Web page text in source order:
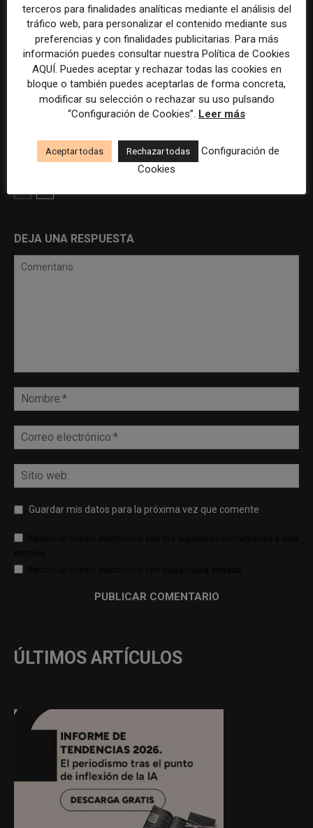
Reflexiones en torno a la industria de
los medios y el periodismo, a propósito
del Congreso Mundial de Medios de
WAN-IFRA
Un estudio de Nielsen concluye que la
mitad de los anunciantes no llega al
umbral necesario de inversión en
medios para lograr el máximo...
DEJA UNA RESPUESTA
Guardar mis datos para la próxima vez que comente
ÚLTIMOS ARTÍCULOS
terceros para finalidades analíticas mediante el análisis del
tráfico web, para personalizar el contenido mediante sus
preferencias y con finalidades publicitarias. Para más
información puedes consultar nuestra Política de Cookies
AQUÍ. Puedes aceptar y rechazar todas las cookies en
bloque o también puedes aceptarlas de forma concreta,
modificar su selección o rechazar su uso pulsando
“Configuración de Cookies”. Leer más
Aceptar todas Rechazar todas
Configuración de
Cookies